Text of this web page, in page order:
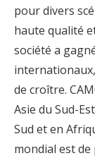
pour divers
haute qualité
société a
de croître.
Asie du Sud-
Sud et en
mondial est